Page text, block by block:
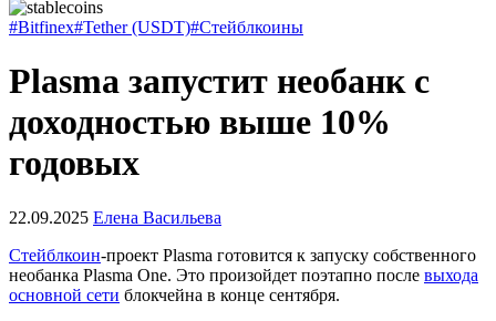
#Bitfinex#Tether (USDT)#Стейблкоины
Plasma запустит необанк с
доходностью выше 10%
годовых
22.09.2025 Елена Васильева
Стейблкоин-проект Plasma готовится к запуску собственного
необанка Plasma One. Это произойдет поэтапно после выхода
основной сети блокчейна в конце сентября.